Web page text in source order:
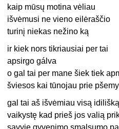
kaip mūsų motina vėliau
išvėmusi ne vieno eilėraščio
turinį niekas nežino ką
ir kiek nors tikriausiai per tai
apsirgo gálva
o gal tai per mane šiek tiek
šviesos kai tūnojau prie
gal tai aš išvėmiau visą idilišką
vaikystę kad prieš jos valią